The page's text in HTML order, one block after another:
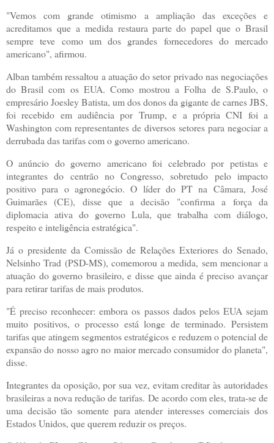
"Vemos com grande otimismo a ampliação das exceções e
acreditamos que a medida restaura parte do papel que o Brasil
sempre teve como um dos grandes fornecedores do mercado
americano", afirmou.
Alban também ressaltou a atuação do setor privado nas negociações
do Brasil com os EUA. Como mostrou a Folha de S.Paulo, o
empresário Joesley Batista, um dos donos da gigante de carnes JBS,
foi recebido em audiência por Trump, e a própria CNI foi a
Washington com representantes de diversos setores para negociar a
derrubada das tarifas com o governo americano.
O anúncio do governo americano foi celebrado por petistas e
integrantes do centrão no Congresso, sobretudo pelo impacto
positivo para o agronegócio. O líder do PT na Câmara, José
Guimarães (CE), disse que a decisão "confirma a força da
diplomacia ativa do governo Lula, que trabalha com diálogo,
respeito e inteligência estratégica".
Já o presidente da Comissão de Relações Exteriores do Senado,
Nelsinho Trad (PSD-MS), comemorou a medida, sem mencionar a
atuação do governo brasileiro, e disse que ainda é preciso avançar
para retirar tarifas de mais produtos.
"É preciso reconhecer: embora os passos dados pelos EUA sejam
muito positivos, o processo está longe de terminado. Persistem
tarifas que atingem segmentos estratégicos e reduzem o potencial de
expansão do nosso agro no maior mercado consumidor do planeta",
disse.
Integrantes da oposição, por sua vez, evitam creditar às autoridades
brasileiras a nova redução de tarifas. De acordo com eles, trata-se de
uma decisão tão somente para atender interesses comerciais dos
Estados Unidos, que querem reduzir os preços.